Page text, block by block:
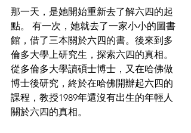
那一天，是她開始重新去了解六四的起
點。 有一次，她就去了一家小小的圖書
館，借了三本關於六四的書。後來到多
倫多大學上研究生，探索六四的真相。
從多倫多大學讀碩士博士，又在哈佛做
博士後研究，終於在哈佛開辦起六四的
課程，教授1989年還沒有出生的年輕人
關於六四的真相。